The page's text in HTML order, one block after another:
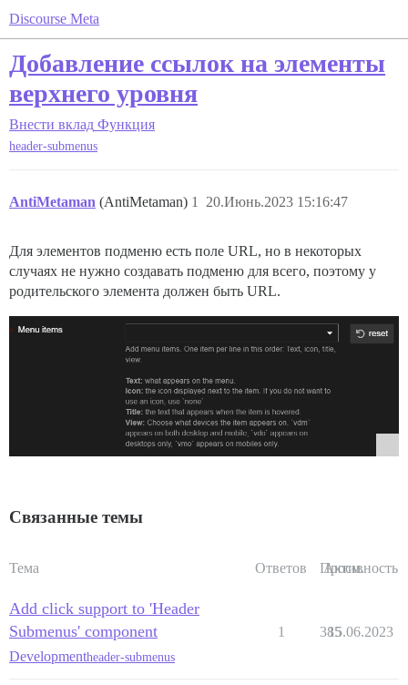
Discourse Meta
Добавление ссылок на элементы
верхнего уровня
Внести вклад Функция
header-submenus
AntiMetaman (AntiMetaman) 20.Июнь.2023 15:16:47
1
Для элементов подменю есть поле URL, но в некоторых
случаях не нужно создавать подменю для всего, поэтому у
родительского элемента должен быть URL.
Связанные темы
Тема Ответов Просм.
Активность
Add click support to 'Header
Submenus' component
Developmentheader-submenus
1 385
15.06.2023